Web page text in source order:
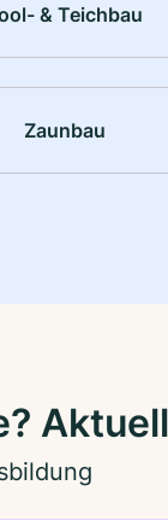
& Teichbau
Zaunbau